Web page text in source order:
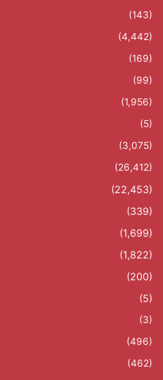
(143)
(4,442)
(169)
(99)
(1,956)
(5)
(3,075)
(26,412)
(22,453)
(339)
(1,699)
(1,822)
(200)
(5)
(3)
(496)
(462)